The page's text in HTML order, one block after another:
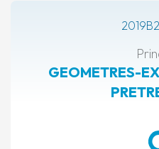
GEOMETRES-